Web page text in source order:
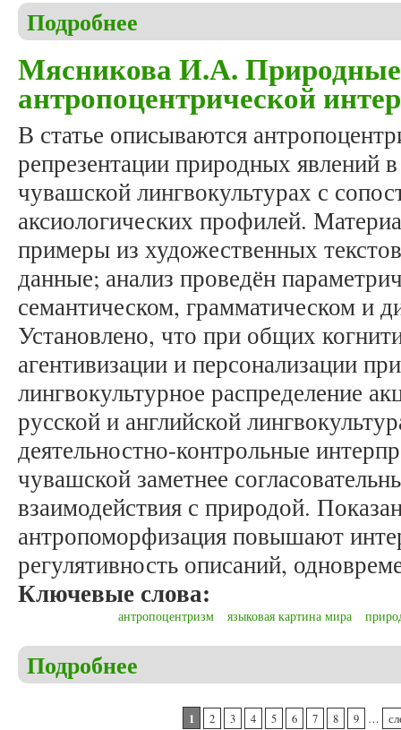
Подробнее
Мясникова И.А. Природные
антропоцентрической
В статье описываются
репрезентации природных явлений
чувашской лингвокультурах с
аксиологических профилей.
примеры из художественных
данные; анализ проведён
семантическом, грамматическом и
Установлено, что при общих
агентивизации и персонализации
лингвокультурное распределение
русской и английской
деятельностно-контрольные
чувашской заметнее
взаимодействия с природой.
антропоморфизация повышают
регулятивность описаний,
Ключевые слова:
антропоцентризм языковая картина мира
Подробнее
1 2 3 4 5 6 7 8 9 …